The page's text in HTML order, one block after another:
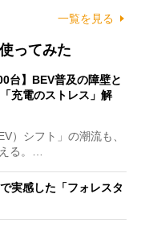
一覧を見る
ってみた
台】BEV普及の障壁と
充電のストレス」解
）シフト」の潮流も、
る。…
実感した「フォレスタ